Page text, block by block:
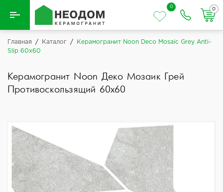
Назад
0
0
Главная / Каталог /
Керамогранит Noon Deco Mosaic Grey Anti-
Slip 60x60
Керамогранит Noon Деко Мозаик Грей
Противоскользящий 60x60